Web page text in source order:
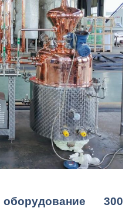
300